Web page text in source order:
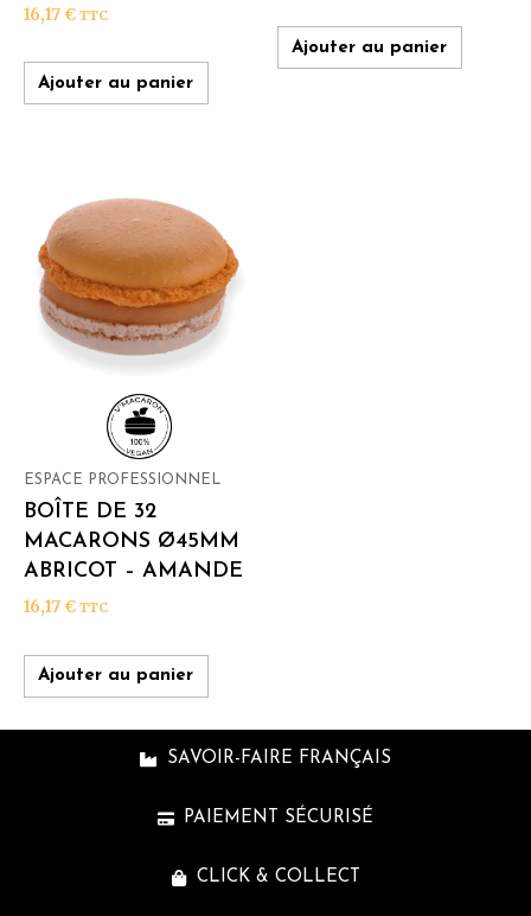
16,17 € TTC
Ajouter au panier
Ajouter au panier
ESPACE PROFESSIONNEL
BOÎTE DE 32
MACARONS Ø45MM
ABRICOT – AMANDE
16,17 € TTC
Ajouter au panier
SAVOIR-FAIRE FRANÇAIS
PAIEMENT SÉCURISÉ
CLICK & COLLECT